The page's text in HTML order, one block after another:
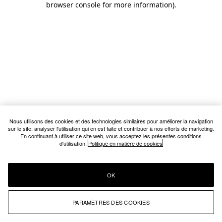
browser console for more information).
Nous utilisons des cookies et des technologies similaires pour améliorer la navigation
sur le site, analyser l'utilisation qui en est faite et contribuer à nos efforts de marketing.
En continuant à utiliser ce site web, vous acceptez les présentes conditions
d'utilisation. Politique en matière de cookies
PARAMÈTRES DES COOKIES
OK